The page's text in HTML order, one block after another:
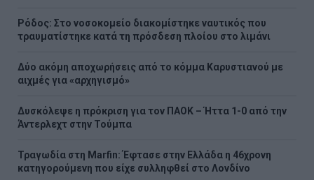
Ρόδος: Στο νοσοκομείο διακομίστηκε ναυτικός που
τραυματίστηκε κατά τη πρόσδεση πλοίου στο λιμάνι
Δύο ακόμη αποχωρήσεις από το κόμμα Καρυστιανού με
αιχμές για «αρχηγισμό»
Δυσκόλεψε η πρόκριση για τον ΠΑΟΚ – Ήττα 1-0 από την
Άντερλεχτ στην Τούμπα
Τραγωδία στη Marfin: Έφτασε στην Ελλάδα η 46χρονη
κατηγορούμενη που είχε συλληφθεί στο Λονδίνο